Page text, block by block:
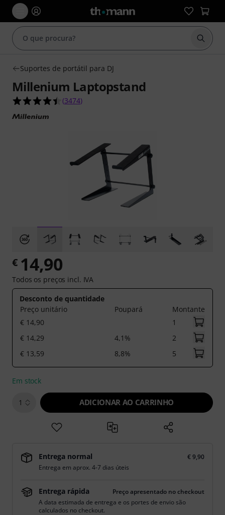
Iniciar
Suportes de portátil para DJ
Millenium Laptopstand
4.5 de 5 estrelas de 3474 avaliações de clientes
(3474)
€ 14,90
Todos os preços incl. IVA
Desconto de quantidade
Preço unitário
Poupará
Montante
€ 14,90
1
€ 14,29
4,1%
2
€ 13,59
8,8% 5
Em stock
1 ADICIONAR AO CARRINHO
Entrega normal
€ 9,90
Entrega em aprox. 4-7 dias úteis
Entrega rápida
Preço apresentado no checkout
A data estimada de entrega e os portes de envio são
calculados no checkout.